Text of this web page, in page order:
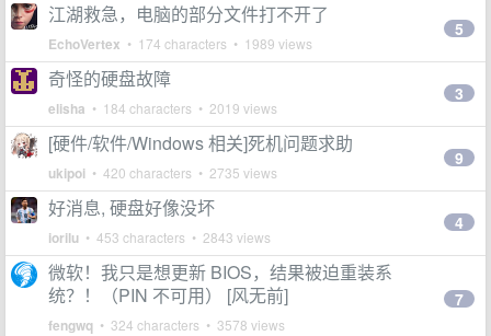
江湖救急，电脑的部分文件打不开了
EchoVertex • 174 characters • 1989 views
5
奇怪的硬盘故障
elisha • 184 characters • 2019 views
3
[硬件/软件/Windows 相关]死机问题求助
ukipoi • 420 characters • 2735 views
9
好消息, 硬盘好像没坏
iorilu • 453 characters • 2843 views
4
微软！我只是想更新 BIOS，结果被迫重装系
统？！（PIN 不可用） [风无前]
fengwq • 324 characters • 3578 views
7